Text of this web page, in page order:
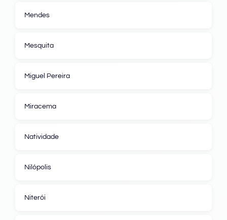
Mendes
Mesquita
Miguel Pereira
Miracema
Natividade
Nilópolis
Niterói